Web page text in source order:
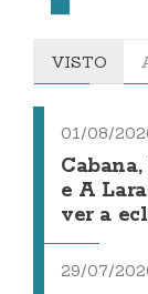
VISTO
01/08/
e A
ver a
29/07/